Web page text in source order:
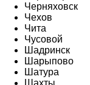
Черняховск
Чехов
Чита
Чусовой
Шадринск
Шарыпово
Шатура
Шахты